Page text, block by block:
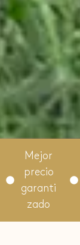
Mejor
precio
garanti
zado